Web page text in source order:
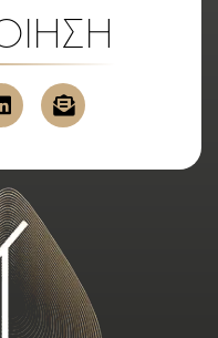
στο facebook
στο twitter
κοινοποίηση στο
αποστολή